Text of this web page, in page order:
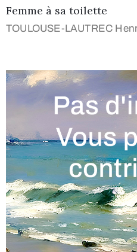
Femme à sa toilette
TOULOUSE-LAUTREC